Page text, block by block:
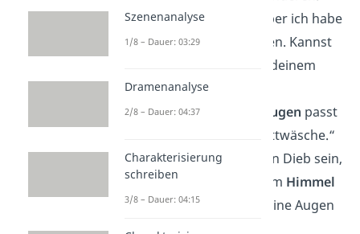
„Entschuldigung, aber ich habe
meinen Weg verloren. Kannst
du mir den Weg zu deinem
Herzenzeigen?“
„Die Farbe deiner
Augen passt
super zu meiner Bettwäsche.“
„Dein Vater muss ein Dieb sein,
er hat die Sterne vom Himmel
gestohlen und in deine Augen
gelegt.“
Szenenanalyse
1/8 – Dauer: 03:29
Dramenanalyse
2/8 – Dauer: 04:37
Charakterisierung
schreiben
3/8 – Dauer: 04:15